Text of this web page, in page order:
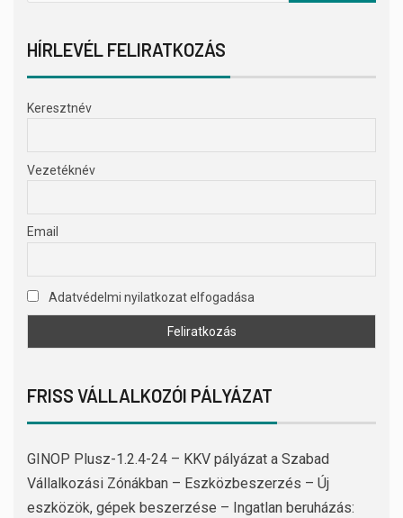
HÍRLEVÉL FELIRATKOZÁS
Keresztnév
Vezetéknév
Email
Adatvédelmi nyilatkozat elfogadása
FRISS VÁLLALKOZÓI PÁLYÁZAT
GINOP Plusz-1.2.4-24 – KKV pályázat a Szabad
Vállalkozási Zónákban – Eszközbeszerzés – Új
eszközök, gépek beszerzése – Ingatlan beruházás: